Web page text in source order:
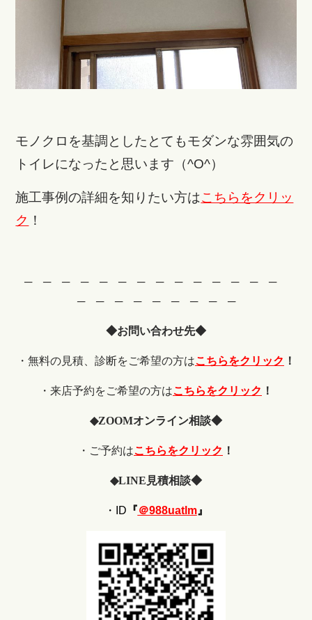
モノクロを基調としたとてもモダンな雰囲気の
トイレになったと思います（^О^）
施工事例の詳細を知りたい方はこちらをクリッ
ク ！
─ ─ ─ ─ ─ ─ ─ ─ ─ ─ ─ ─ ─ ─
─ ─ ─ ─ ─ ─ ─ ─ ─
◆お問い合わせ先◆
・無料の見積、診断をご希望の方はこちらをクリック ！
・来店予約をご希望の方はこちらをクリック ！
◆ZOOMオンライン相談◆
・ご予約はこちらをクリック ！
◆LINE 見積相談◆
・ID 『 ＠988uatlm』